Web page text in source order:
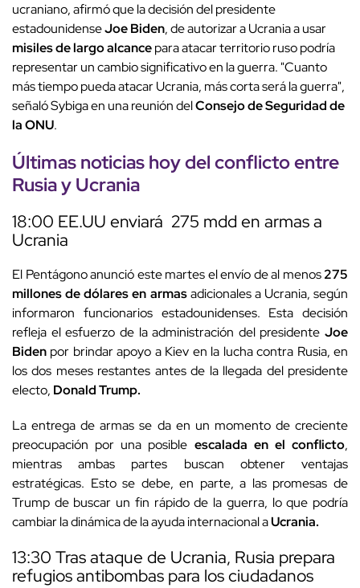
ucraniano, afirmó que la decisión del presidente
estadounidenseJoe Biden, de autorizar a Ucrania a usar
misiles de largo alcancepara atacar territorio ruso podría
representar un cambio significativo en la guerra. "Cuanto
más tiempo pueda atacar Ucrania, más corta será la guerra",
señaló Sybiga en una reunión delConsejo de Seguridad de
la ONU.
Últimas noticias hoy del conflicto entre
Rusia y Ucrania
18:00 EE.UU enviará 275 mdd en armas a
Ucrania
El Pentágono anunció este martes el envío de al menos275
millones de dólares en armasadicionales a Ucrania, según
informaron funcionarios estadounidenses. Esta decisión
refleja el esfuerzo de la administración del presidente Joe
Biden por brindar apoyo a Kiev en la lucha contra Rusia, en
los dos meses restantes antes de la llegada del presidente
electo, Donald Trump.
La entrega de armas se da en un momento de creciente
preocupación por una posible escalada en el conflicto,
mientras ambas partes buscan obtener ventajas
estratégicas. Esto se debe, en parte, a las promesas de
Trump de buscar un fin rápido de la guerra, lo que podría
cambiar la dinámica de la ayuda internacional aUcrania.
13:30 Tras ataque de Ucrania, Rusia prepara
refugios antibombas para los ciudadanos